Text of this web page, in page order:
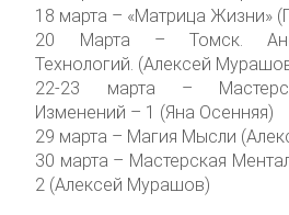
18 марта – «Матрица Жизни»
20 Марта – Томск.
Технологий. (Алексей
22-23 марта –
Изменений – 1 (Яна Осенняя)
29 марта – Магия Мысли
30 марта – Мастерская
2 (Алексей Мурашов)